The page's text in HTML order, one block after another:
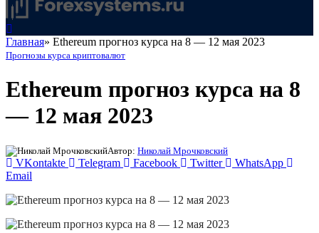
Главная» Ethereum прогноз курса на 8 — 12 мая 2023
Прогнозы курса криптовалют
Ethereum прогноз курса на 8
— 12 мая 2023
Автор: Николай Мрочковский
VKontakte Telegram Facebook Twitter
WhatsApp
Email